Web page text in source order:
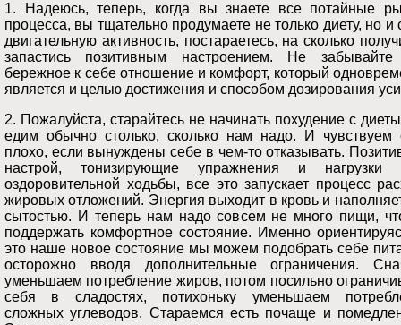
1. Надеюсь, теперь, когда вы знаете все потайные
процесса, вы тщательно продумаете не только диету, но и
двигательную активность, постараетесь, на сколько
запастись позитивным настроением. Не
бережное к себе отношение и комфорт, который
является и целью достижения и способом дозирования
2. Пожалуйста, старайтесь не начинать похудение с
едим обычно столько, сколько нам надо. И чувствуем
плохо, если вынуждены себе в чем-то отказывать.
настрой, тонизирующие упражнения и нагрузки
оздоровительной ходьбы, все это запускает процесс
жировых отложений. Энергия выходит в кровь и
сытостью. И теперь нам надо совсем не много пищи,
поддержать комфортное состояние. Именно
это наше новое состояние мы можем подобрать себе
осторожно вводя дополнительные ограничения.
уменьшаем потребление жиров, потом посильно
себя в сладостях, потихоньку уменьшаем
сложных углеводов. Стараемся есть почаще и